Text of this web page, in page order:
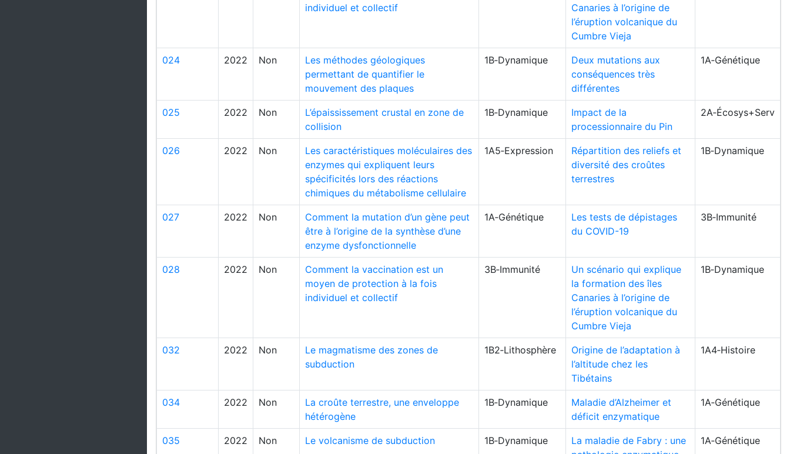
individuel et collectif
Canaries à l’origine de
l’éruption volcanique du
Cumbre Vieja
024 2022 Non
Les méthodes géologiques
permettant de quantifier le
mouvement des plaques
1B‑Dynamique
Deux mutations aux
conséquences très
différentes
1A‑Génétique
025 2022 Non
L’épaississement crustal en zone de
collision
1B‑Dynamique
Impact de la
processionnaire du Pin
2A‑Écosys+Serv
026 2022 Non
Les caractéristiques moléculaires des
enzymes qui expliquent leurs
spécificités lors des réactions
chimiques du métabolisme cellulaire
1A5‑Expression
Répartition des reliefs et
diversité des croûtes
terrestres
1B‑Dynamique
027 2022 Non
Comment la mutation d’un gène peut
être à l’origine de la synthèse d’une
enzyme dysfonctionnelle
1A‑Génétique
Les tests de dépistages
du COVID-19
3B‑Immunité
028 2022 Non
Comment la vaccination est un
moyen de protection à la fois
individuel et collectif
3B‑Immunité
Un scénario qui explique
la formation des îles
Canaries à l’origine de
l’éruption volcanique du
Cumbre Vieja
1B‑Dynamique
032 2022 Non
Le magmatisme des zones de
subduction
1B2‑Lithosphère
Origine de l’adaptation à
l’altitude chez les
Tibétains
1A4‑Histoire
034 2022 Non
La croûte terrestre, une enveloppe
hétérogène
1B‑Dynamique
Maladie d’Alzheimer et
déficit enzymatique
1A‑Génétique
035 2022 Non Le volcanisme de subduction 1B‑Dynamique
La maladie de Fabry : une
1A‑Génétique